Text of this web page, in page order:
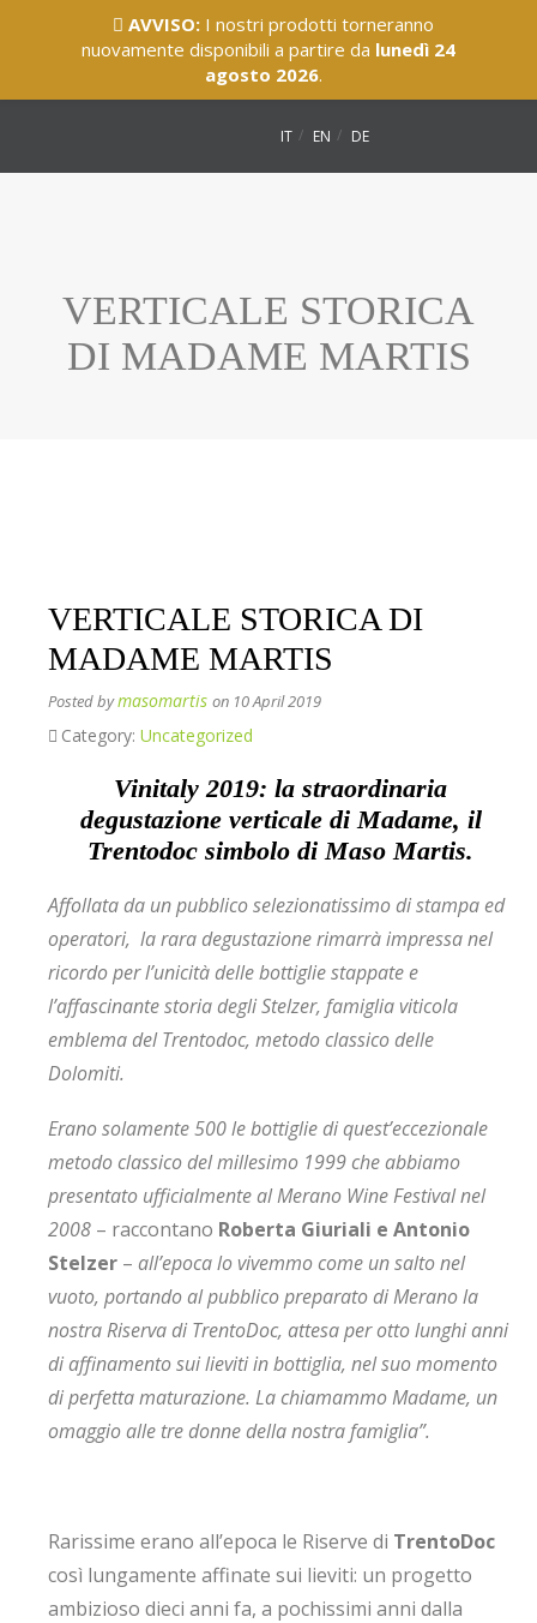
IT EN DE
VERTICALE STORICA
DI MADAME MARTIS
VERTICALE STORICA DI
MADAME MARTIS
Posted bymasomartis on 10 April 2019
Category: Uncategorized
Vinitaly 2019: la straordinaria
degustazione verticale di Madame, il
Trentodoc simbolo di Maso Martis.
Affollata da un pubblico selezionatissimo di stampa ed
operatori, la rara degustazione rimarrà impressa nel
ricordo per l’unicità delle bottiglie stappate e
l’affascinante storia degli Stelzer, famiglia viticola
emblema del Trentodoc, metodo classico delle
Dolomiti.
Erano solamente 500 le bottiglie di quest’eccezionale
metodo classico del millesimo 1999 che abbiamo
presentato ufficialmente al Merano Wine Festival nel
2008 – raccontano Roberta Giuriali e Antonio
Stelzer – all’epoca lo vivemmo come un salto nel
vuoto, portando al pubblico preparato di Merano la
nostra Riserva di TrentoDoc, attesa per otto lunghi anni
di affinamento sui lieviti in bottiglia, nel suo momento
di perfetta maturazione. La chiamammo Madame, un
omaggio alle tre donne della nostra famiglia”.
Rarissime erano all’epoca le Riserve di TrentoDoc
così lungamente affinate sui lieviti: un progetto
ambizioso dieci anni fa, a pochissimi anni dalla
AVVISO:I nostri prodotti torneranno
nuovamente disponibili a partire da lunedì 24
agosto 2026.